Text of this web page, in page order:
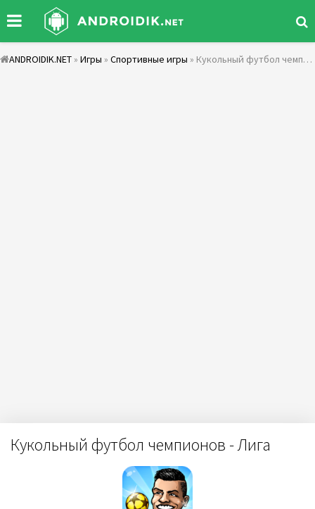
ANDROIDIK.NET » Игры » Спортивные игры » Кукольный футбол чемпионов - Лига
Кукольный футбол чемпионов - Лига